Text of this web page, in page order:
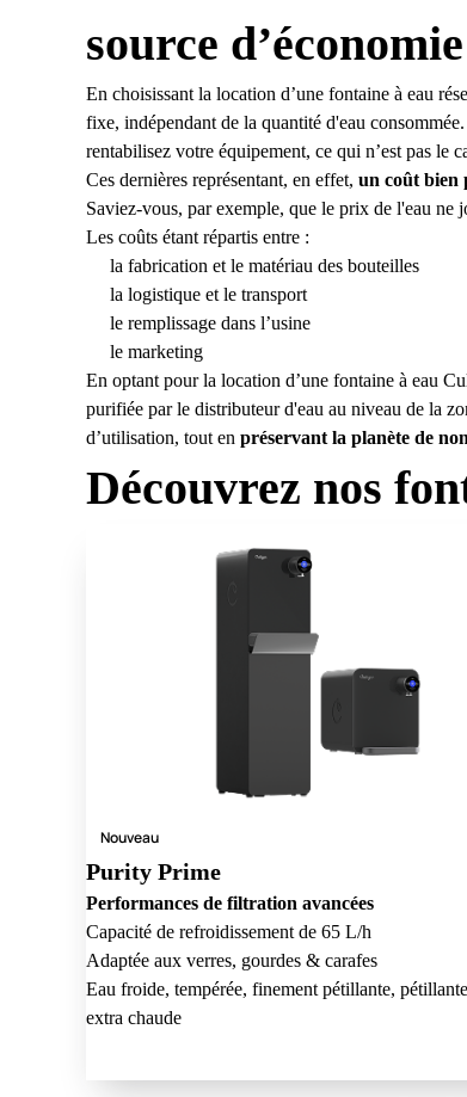
source d’économie
En choisissant la location d’une fontaine à eau
fixe, indépendant de la quantité d'eau
rentabilisez votre équipement, ce qui n’est pas le
Ces dernières représentant, en effet, un coût bien
Saviez-vous, par exemple, que le prix de l'eau ne
Les coûts étant répartis entre :
la fabrication et le matériau des bouteilles
la logistique et le transport
le remplissage dans l’usine
le marketing
En optant pour la location d’une fontaine à eau
purifiée par le distributeur d'eau au niveau de la
d’utilisation, tout en préservant la planète de
Découvrez nos
Nouveau
Purity Prime
Performances de filtration avancées
Capacité de refroidissement de 65 L/h
Adaptée aux verres, gourdes & carafes
Eau froide, tempérée, finement pétillante,
extra chaude